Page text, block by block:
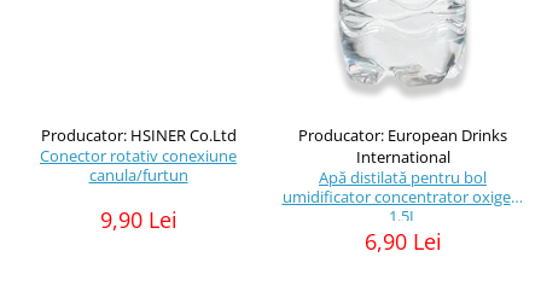
Producator: HSINER Co.Ltd
Conector rotativ conexiune
canula/furtun
9,90 Lei
Producator: European Drinks
International
Apă distilată pentru bol
umidificator concentrator oxigen,
1.5L
6,90 Lei